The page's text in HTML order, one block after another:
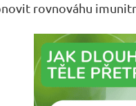
rovnováhu